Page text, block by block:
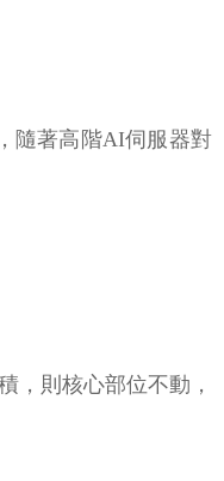
隨著高階AI伺服器對
，則核心部位不動，